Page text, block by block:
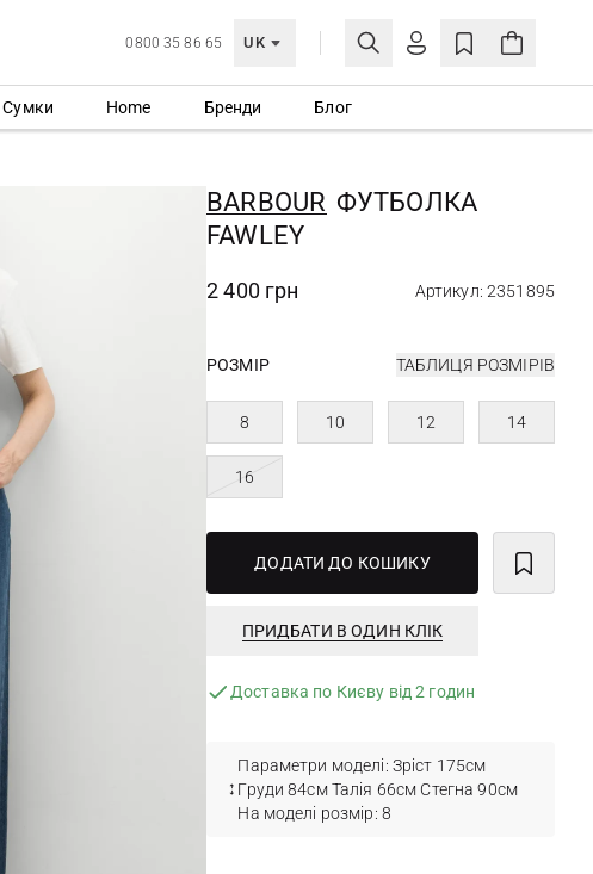
0800 35 86 65 UK
МОЯ ОБЛІКІВКА
Сумки Home Бренди Блог
BARBOUR ФУТБОЛКА
FAWLEY
2 400 грн Артикул: 2351895
РОЗМІР ТАБЛИЦЯ РОЗМІРІВ
8 10 12 14
16
ДОДАТИ ДО КОШИКУ
ПРИДБАТИ В ОДИН КЛІК
Доставка по Києву від 2 годин
Параметри моделі: Зріст 175см
Груди 84см Талія 66см Стегна 90см
На моделі розмір: 8